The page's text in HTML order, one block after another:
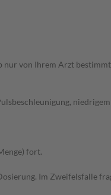
nur von Ihrem Arzt
fort.
Im Zweifelsfalle